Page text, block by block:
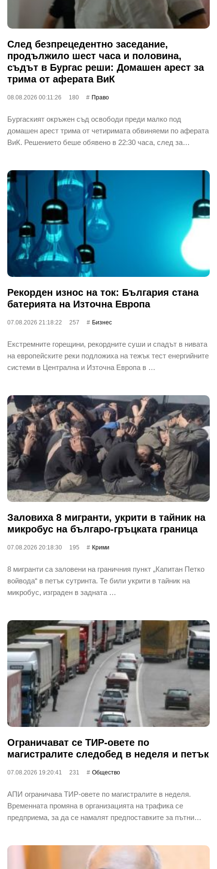
След безпрецедентно заседание,
продължило шест часа и половина,
съдът в Бургас реши: Домашен арест за
трима от аферата ВиК
08.08.2026 00:11:26 180 Право
Бургаският окръжен съд освободи преди малко под
домашен арест трима от четиримата обвиняеми по аферата
ВиК. Решението беше обявено в 22:30 часа, след за…
Рекорден износ на ток: България стана
батерията на Източна Европа
07.08.2026 21:18:22 257 Бизнес
Екстремните горещини, рекордните суши и спадът в нивата
на европейските реки подложиха на тежък тест енергийните
системи в Централна и Източна Европа в …
Заловиха 8 мигранти, укрити в тайник на
микробус на българо-гръцката граница
07.08.2026 20:18:30 195 Крими
8 мигранти са заловени на граничния пункт „Капитан Петко
войвода“ в петък сутринта. Те били укрити в тайник на
микробус, изграден в задната …
Ограничават се ТИР-овете по
магистралите следобед в неделя и петък
07.08.2026 19:20:41 231 Общество
АПИ ограничава ТИР-овете по магистралите в неделя.
Временната промяна в организацията на трафика се
предприема, за да се намалят предпоставките за пътни…